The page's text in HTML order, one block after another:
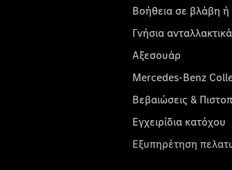
Βοήθεια σε βλάβη ή
Γνήσια ανταλλακτικά
Αξεσουάρ
Mercedes-Benz
Βεβαιώσεις &
Εγχειρίδια κατόχου
Εξυπηρέτηση